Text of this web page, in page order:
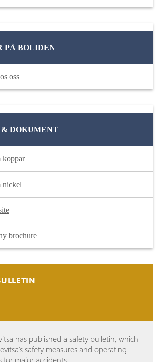
PÅ BOLIDEN
oss
DOKUMENT
koppar
nickel
brochure
has published a safety bulletin, which
safety measures and operating
for major accidents.